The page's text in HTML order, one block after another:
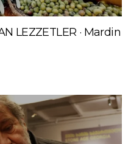
LEZZETLER · Mardin